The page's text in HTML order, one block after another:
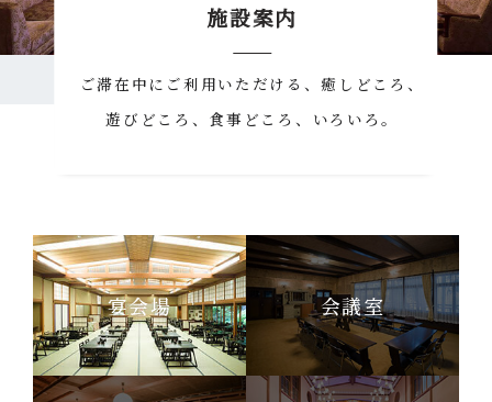
施設案内
ご滞在中にご利用いただける、癒しどころ、
遊びどころ、食事どころ、いろいろ。
宴会場 会議室